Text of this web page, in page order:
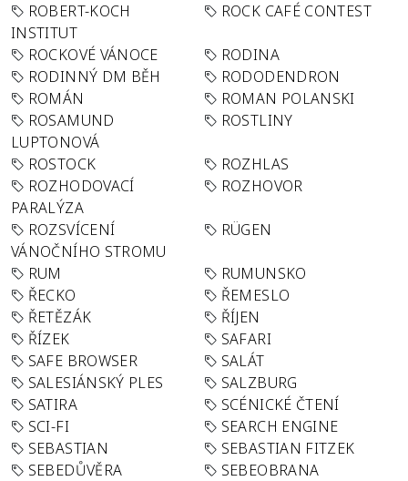
ROBERT-KOCH
INSTITUT
ROCK CAFÉ CONTEST
ROCKOVÉ VÁNOCE
RODINA
RODINNÝ DM BĚH
RODODENDRON
ROMÁN
ROMAN POLANSKI
ROSAMUND
LUPTONOVÁ
ROSTLINY
ROSTOCK
ROZHLAS
ROZHODOVACÍ
PARALÝZA
ROZHOVOR
ROZSVÍCENÍ
VÁNOČNÍHO STROMU
RÜGEN
RUM
RUMUNSKO
ŘECKO
ŘEMESLO
ŘETĚZÁK
ŘÍJEN
ŘÍZEK
SAFARI
SAFE BROWSER
SALÁT
SALESIÁNSKÝ PLES
SALZBURG
SATIRA
SCÉNICKÉ ČTENÍ
SCI-FI
SEARCH ENGINE
SEBASTIAN
SEBASTIAN FITZEK
SEBEDŮVĚRA
SEBEOBRANA